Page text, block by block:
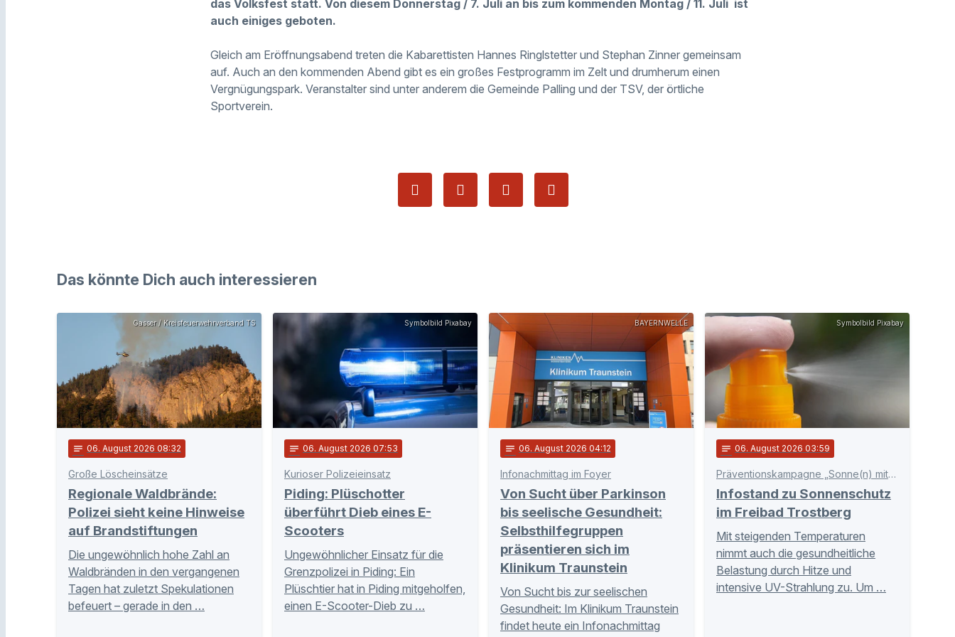
das Volksfest statt. Von diesem Donnerstag / 7. Juli an bis zum kommenden Montag / 11. Juli ist
auch einiges geboten.
Gleich am Eröffnungsabend treten die Kabarettisten Hannes Ringlstetter und Stephan Zinner gemeinsam
auf. Auch an den kommenden Abend gibt es ein großes Festprogramm im Zelt und drumherum einen
Vergnügungspark. Veranstalter sind unter anderem die Gemeinde Palling und der TSV, der örtliche
Sportverein.
Das könnte Dich auch interessieren
Gasser / Kreisfeuerwehrverband TS
notes 06. August 2026 08:32
Große Löscheinsätze
Regionale Waldbrände:
Polizei sieht keine Hinweise
auf Brandstiftungen
Die ungewöhnlich hohe Zahl an
Waldbränden in den vergangenen
Tagen hat zuletzt Spekulationen
befeuert – gerade in den …
Symbolbild Pixabay
notes 06. August 2026 07:53
Kurioser Polizeieinsatz
Piding: Plüschotter
überführt Dieb eines E-
Scooters
Ungewöhnlicher Einsatz für die
Grenzpolizei in Piding: Ein
Plüschtier hat in Piding mitgeholfen,
einen E-Scooter-Dieb zu …
BAYERNWELLE
notes 06. August 2026 04:12
Infonachmittag im Foyer
Von Sucht über Parkinson
bis seelische Gesundheit:
Selbsthilfegruppen
präsentieren sich im
Klinikum Traunstein
Von Sucht bis zur seelischen
Gesundheit: Im Klinikum Traunstein
findet heute ein Infonachmittag
Symbolbild Pixabay
notes 06. August 2026 03:59
Präventionskampagne „Sonne(n) mit Verstand“
Infostand zu Sonnenschutz
im Freibad Trostberg
Mit steigenden Temperaturen
nimmt auch die gesundheitliche
Belastung durch Hitze und
intensive UV-Strahlung zu. Um …